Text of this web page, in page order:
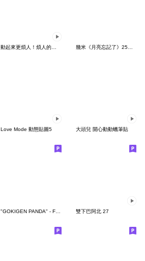
幾米《月亮忘記了》25周年 x 晴天P莉
Love Mode 動態貼圖5 大頭兒 開心動動蠟筆貼
"GOKIGEN PANDA" - Feeling / global 雙下巴阿北 27